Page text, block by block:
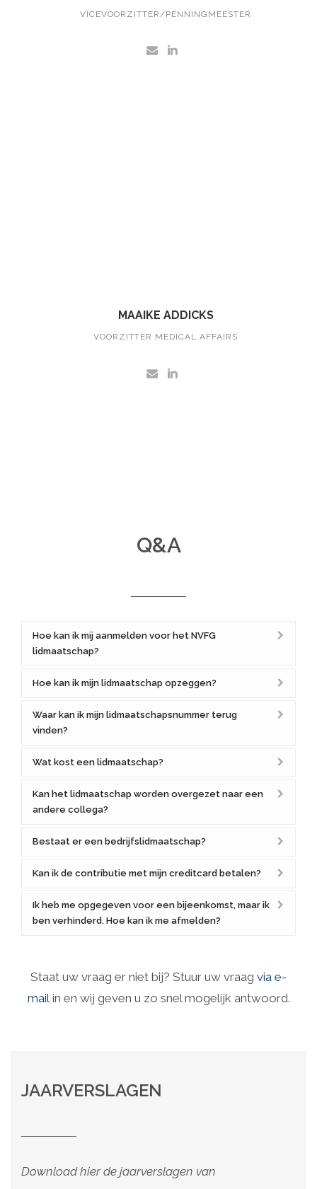
VICEVOORZITTER/PENNINGMEESTER
MAAIKE ADDICKS
VOORZITTER MEDICAL AFFAIRS
Q&A
Hoe kan ik mij aanmelden voor het NVFG
lidmaatschap?
Hoe kan ik mijn lidmaatschap opzeggen?
Waar kan ik mijn lidmaatschapsnummer terug
vinden?
Wat kost een lidmaatschap?
Kan het lidmaatschap worden overgezet naar een
andere collega?
Bestaat er een bedrijfslidmaatschap?
Kan ik de contributie met mijn creditcard betalen?
Ik heb me opgegeven voor een bijeenkomst, maar ik
ben verhinderd. Hoe kan ik me afmelden?
Staat uw vraag er niet bij? Stuur uw vraag via e-
mailin en wij geven u zo snel mogelijk antwoord.
JAARVERSLAGEN
Download hier de jaarverslagen van